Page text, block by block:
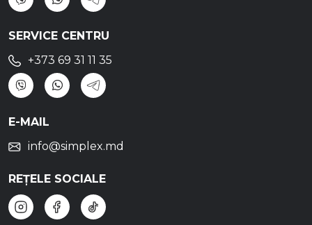
SERVICE CENTRU
+373 69 31 11 35
E-MAIL
info@simplex.md
REȚELE SOCIALE